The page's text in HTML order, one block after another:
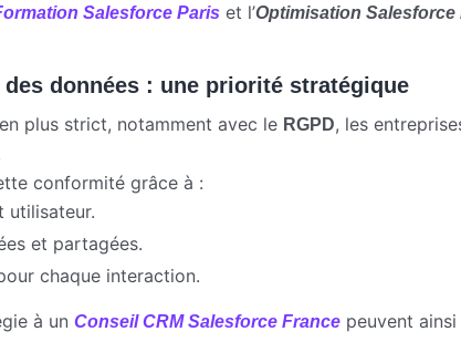
Salesforce Paris et l’Optimisation Salesforce
données : une priorité stratégique
plus strict, notamment avec le RGPD, les
conformité grâce à :
utilisateur.
et partagées.
chaque interaction.
à un Conseil CRM Salesforce France peuvent